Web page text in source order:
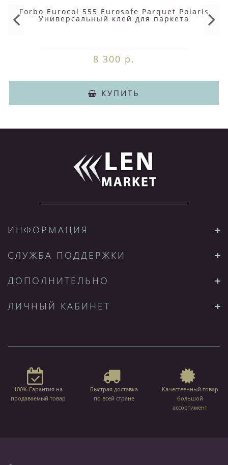
Forbo Eurocol 555 Eurosafe Parquet Polaris
Универсальный клей для паркета
8 300 р.
КУПИТЬ
ИНФОРМАЦИЯ
СЛУЖБА ПОДДЕРЖКИ
ДОПОЛНИТЕЛЬНО
ЛИЧНЫЙ КАБИНЕТ
100% Гарантия на
продаваемый товар
Быстрая доставка
по всей стране
Качественный товар
большой
ассортимент